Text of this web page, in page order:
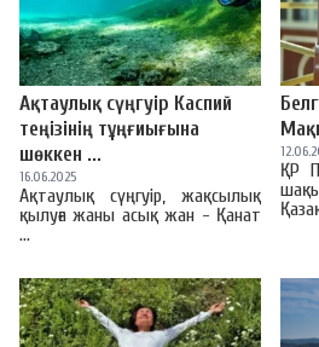
Ақтаулық сүңгуір Каспий
теңізінің тұңғиығына
шөккен ...
16.06.2025
Ақтаулық сүңгуір, жақсылық
қылуға жаны асық жан - Қанат
...
ҚР